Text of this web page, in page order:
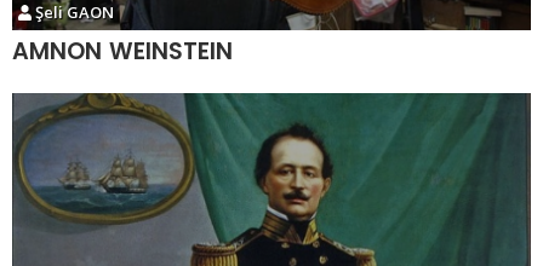
Şeli GAON
AMNON WEINSTEIN